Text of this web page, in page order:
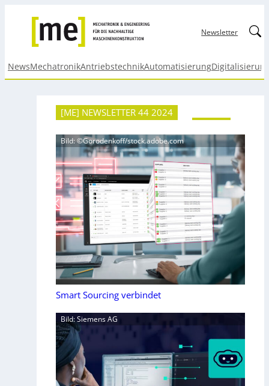
Newsletter
NewsMechatronikAntriebstechnikAutomatisierung
[ME] NEWSLETTER 44 2024
Bild: ©Gorodenkoff/stock.adobe.com
Smart Sourcing verbindet
Bild: Siemens AG